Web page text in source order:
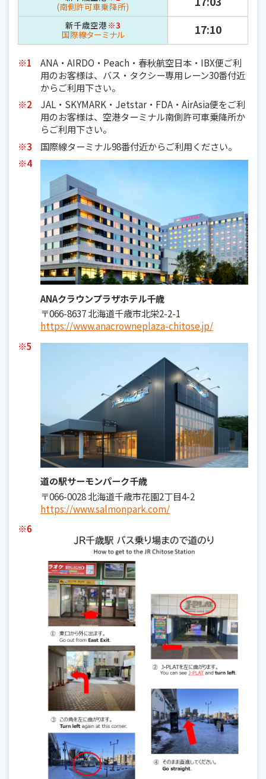
(南側許可車乗降所)
新千歳空港※3
国際線ターミナル
17:10
※1
ANA・AIRDO・Peach・春秋航空日本・IBX便ご利
用のお客様は、バス・タクシー専用レーン30番付近
からご利用下さい。
※2
JAL・SKYMARK・Jetstar・FDA・AirAsia便をご利
用のお客様は、空港ターミナル南側許可車乗降所か
らご利用下さい。
※3
国際線ターミナル98番付近からご利用ください。
※4
ANAクラウンプラザホテル千歳
〒066-8637 北海道千歳市北栄2-2-1
https://www.anacrowneplaza-chitose.jp/
※5
道の駅サーモンパーク千歳
〒066-0028 北海道千歳市花園2丁目4-2
https://www.salmonpark.com/
※6